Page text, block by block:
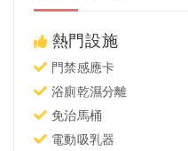
熱門設施
門禁感應卡
浴廁乾濕分離
免治馬桶
電動吸乳器